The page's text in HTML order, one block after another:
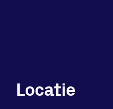
Locatie